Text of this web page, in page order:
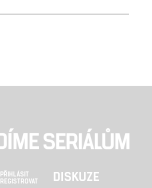
PŘIHLÁSIT
REGISTROVAT
DISKUZE